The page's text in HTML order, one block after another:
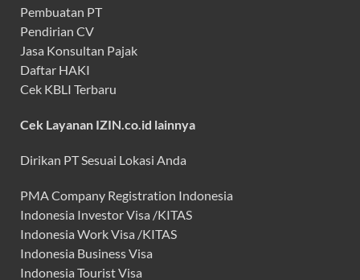
Pembuatan PT
Pendirian CV
Jasa Konsultan Pajak
Daftar HAKI
Cek KBLI Terbaru
Cek Layanan IZIN.co.id lainnya
Dirikan PT Sesuai Lokasi Anda
PMA Company Registration Indonesia
Indonesia Investor Visa /KITAS
Indonesia Work Visa /KITAS
Indonesia Business Visa
Indonesia Tourist Visa